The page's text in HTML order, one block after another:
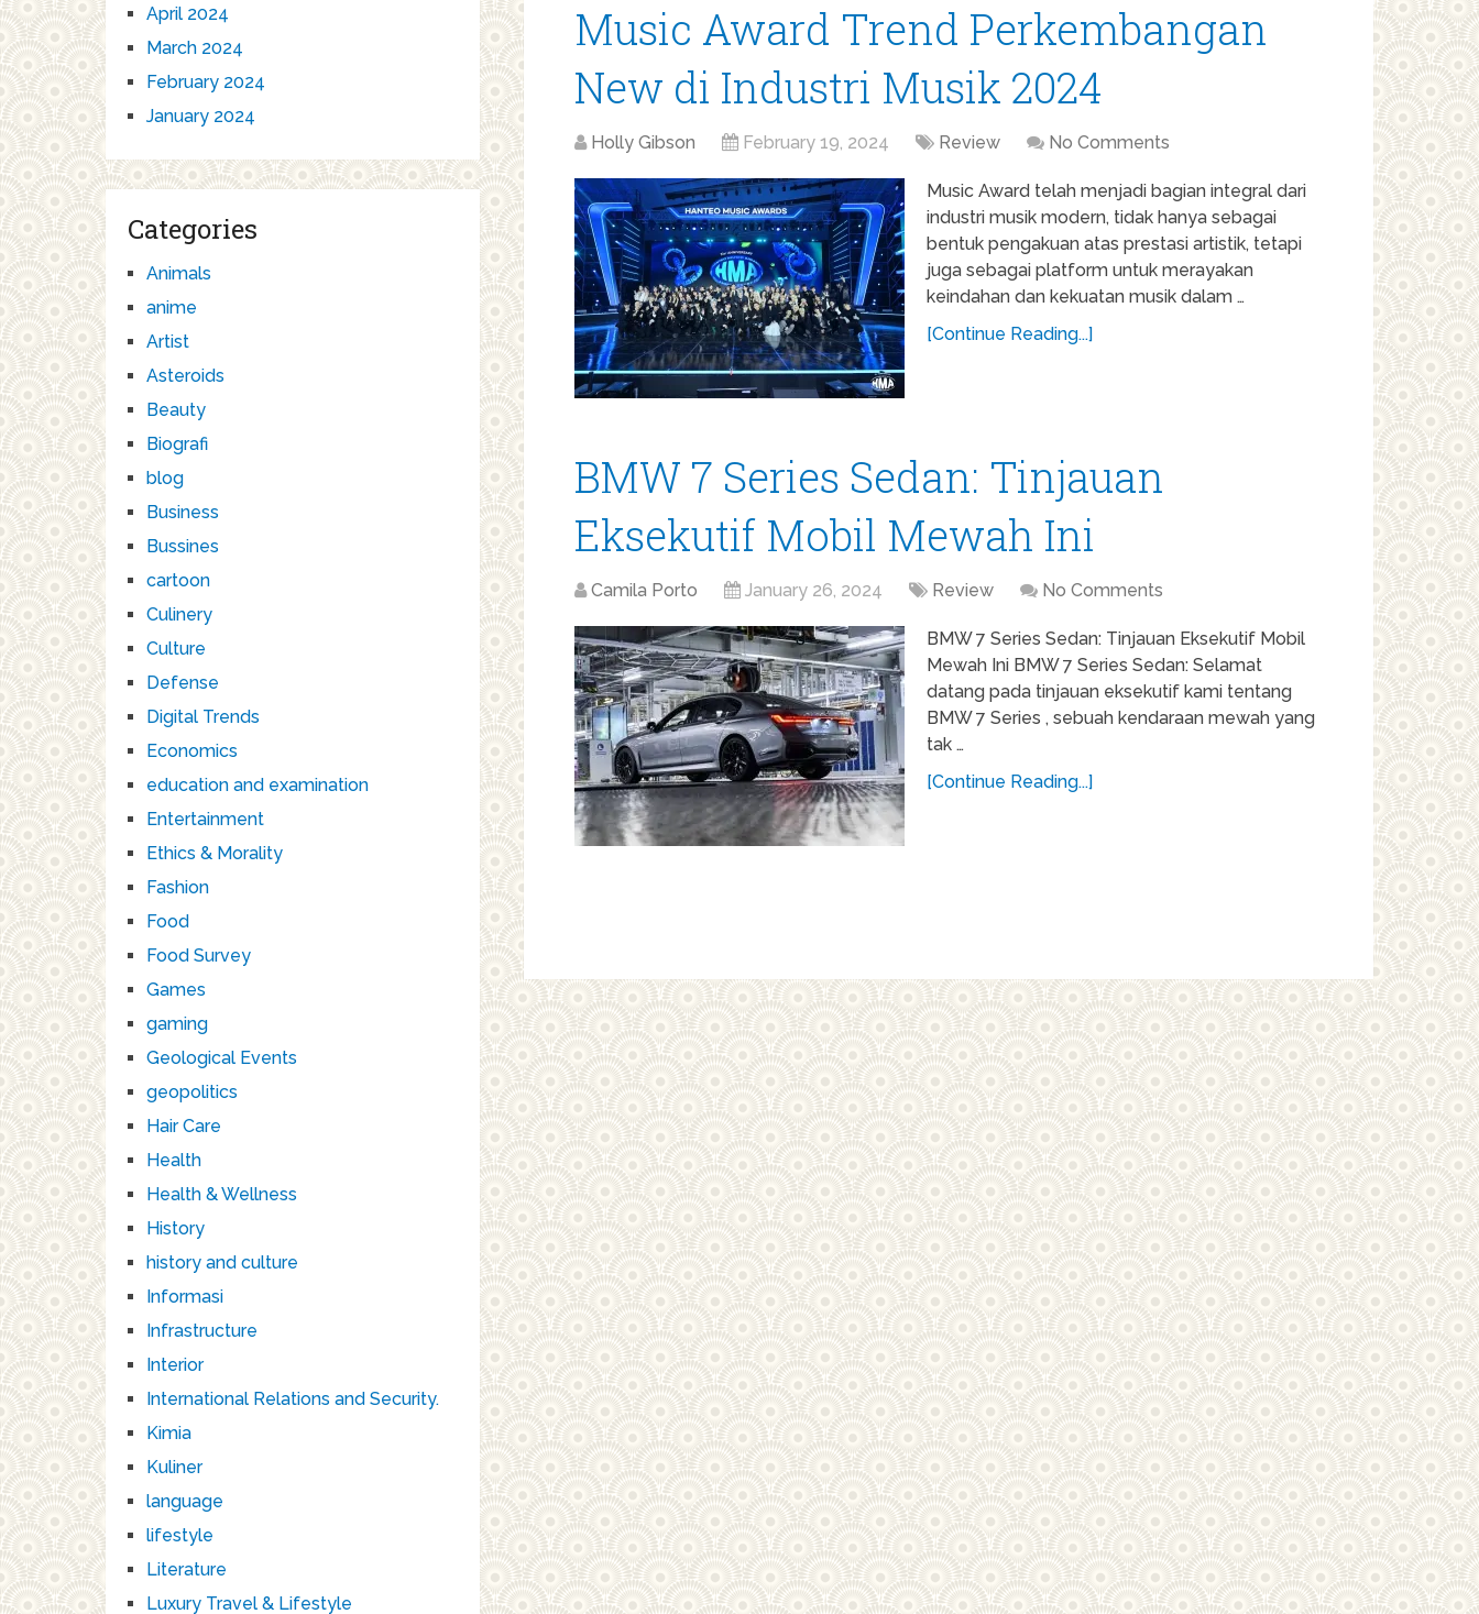
Music Award Trend Perkembangan
New di Industri Musik 2024
Holly Gibson February 19, 2024 Review No Comments
Music Award telah menjadi bagian integral dari
industri musik modern, tidak hanya sebagai
bentuk pengakuan atas prestasi artistik, tetapi
juga sebagai platform untuk merayakan
keindahan dan kekuatan musik dalam …
[Continue Reading...]
BMW 7 Series Sedan: Tinjauan
Eksekutif Mobil Mewah Ini
Camila Porto January 26, 2024 Review No Comments
BMW 7 Series Sedan: Tinjauan Eksekutif Mobil
Mewah Ini BMW 7 Series Sedan: Selamat
datang pada tinjauan eksekutif kami tentang
BMW 7 Series , sebuah kendaraan mewah yang
tak …
[Continue Reading...]
April 2024
March 2024
February 2024
January 2024
Categories
Animals
anime
Artist
Asteroids
Beauty
Biografi
blog
Business
Bussines
cartoon
Culinery
Culture
Defense
Digital Trends
Economics
education and examination
Entertainment
Ethics & Morality
Fashion
Food
Food Survey
Games
gaming
Geological Events
geopolitics
Hair Care
Health
Health & Wellness
History
history and culture
Informasi
Infrastructure
Interior
International Relations and Security.
Kimia
Kuliner
language
lifestyle
Literature
Luxury Travel & Lifestyle